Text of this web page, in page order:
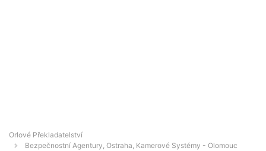
Orlové Překladatelství
Bezpečnostní Agentury, Ostraha, Kamerové Systémy - Olomouc